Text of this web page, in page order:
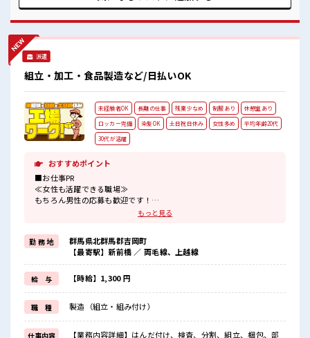
イチからスキルUP・ステップUP目指していきましょう！ ■
場です！ もちろん男性の応募もOKですよ！ 明るすぎたり奇
抜過ぎなければヘアカラーOK！
派遣
組立・加工・食品製造など/日払いOK
未経験者OK 長期の仕事 残業少なめ 制服あり
休憩室あり
ロッカー完備
染髪OK 土日祝日休み 女性多め
平均年齢20代
30代が活躍
おすすめポイント
■お仕事PR
≪女性も活躍できる職場≫
もちろん男性の応募も歓迎です！
残業はほとんどナシ！
≪完全週休二日制≫
週末は家族や友人と一緒にプライベート満喫！
≪髪色自由で自分らしく働く≫
明るすぎたり奇抜でなければ基本的に自由！
(規定有)≪機能的な制服アリ≫
制服があるので、
毎日の服装の悩み解消♪
≪自分に合った期間で働ける≫
福利厚生が整った派遣のお仕事です！
もっと見る
勤 務 地
群馬県北群馬郡吉岡町
【最寄駅】新前橋 ／ 両毛線、上越線
給 与 【時給】1,300 円
職 種 製造（組立・組み付け）
仕事内容
【業務内容詳細】はんだ付け、検査、分割、組立、梱包、部